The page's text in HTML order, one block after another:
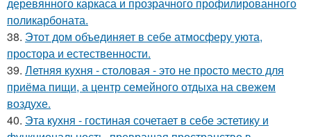
поликарбоната.
38. Этот дом объединяет в себе атмосферу уюта,
простора и естественности.
39. Летняя кухня - столовая - это не просто место для
приёма пищи, а центр семейного отдыха на свежем
воздухе.
40. Эта кухня - гостиная сочетает в себе эстетику и